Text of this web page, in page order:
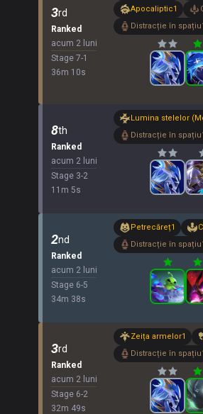
3rd
Ranked
acum 2 luni
Stage 7-1
36m 10s
Apocaliptic1
Distracție în spațiu
8th
Ranked
acum 2 luni
Stage 3-2
11 m 5s
Lumina stelelor
Distracție în spațiu
2nd
Ranked
acum 2 luni
Stage 6-5
34m 38s
Petrecăreț1
Distracție în spațiu
3rd
Ranked
acum 2 luni
Stage 6-2
32m 49s
Zeița armelor1
Distracție în spațiu